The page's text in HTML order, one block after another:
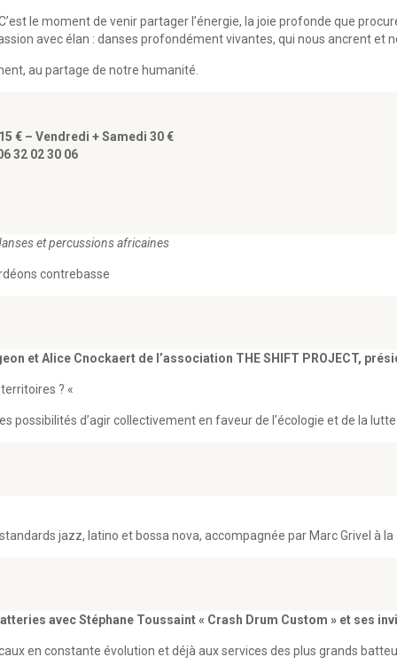
le moment de venir partager l’énergie, la joie profonde que
avec élan : danses profondément vivantes, qui nous ancrent et
au partage de notre humanité.
€ – Vendredi + Samedi 30 €
32 02 30 06
et percussions africaines
contrebasse
et Alice Cnockaert de l’association THE SHIFT PROJECT,
? «
possibilités d’agir collectivement en faveur de l’écologie et de la
jazz, latino et bossa nova, accompagnée par Marc Grivel à
avec Stéphane Toussaint « Crash Drum Custom » et ses
en constante évolution et déjà aux services des plus grands